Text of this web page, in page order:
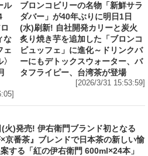
ル
な
ェ
ブロンコビリーの名物「新鮮サラ
ダバー」が40年ぶりに明日1日
(水)刷新! 自社開発カリーと炭火
炙り焼き芋を追加した「ブロンコ
ビュッフェ」に進化～ドリンクバ
ーにもデトックスウォーター、バ
タフライピー、台湾茶が登場
[2026/3/31 15:53:59]
火)発売! 伊右衛門ブランド初となる
×京番茶』ブレンドで日本茶の新しい愉
する「紅の伊右衛門 600ml×24本」